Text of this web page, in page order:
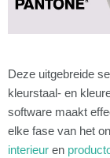
Deze uitgebreide
kleurstaal- en
software maakt
elke fase van het
interieur en